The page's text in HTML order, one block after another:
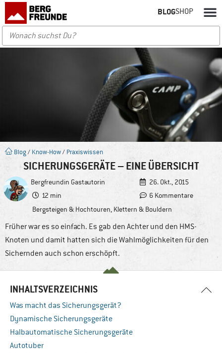
BLOGSHOP
Blog / Know-How/ Praxiswissen
SICHERUNGSGERÄTE – EINE ÜBERSICHT
Bergfreundin Gastautorin
26. Okt., 2015
12 min
6 Kommentare
Bergsteigen & Hochtouren, Klettern & Bouldern
Früher war es so einfach. Es gab den Achter und den HMS-
Knoten und damit hatten sich die Wahlmöglichkeiten für den
Sichernden auch schon erschöpft.
INHALTSVERZEICHNIS
Was macht das Sicherungsgerät?
Dynamische Sicherungsgeräte
Halbautomatische Sicherungsgeräte
Autotuber